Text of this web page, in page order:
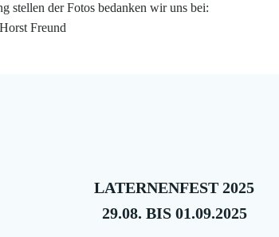
stellen der Fotos bedanken wir uns bei:
Freund
LATERNENFEST 2025
29.08. BIS 01.09.2025